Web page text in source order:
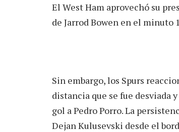
El West Ham aprovechó su
de Jarrod Bowen en el minuto
Sin embargo, los Spurs
distancia que se fue desviada
gol a Pedro Porro. La
Dejan Kulusevski desde el